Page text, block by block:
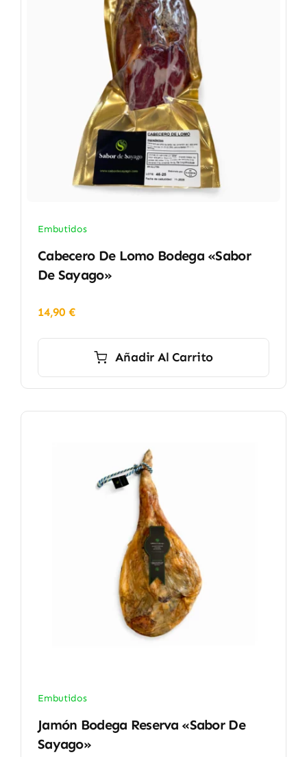
Embutidos
Cabecero De Lomo Bodega «Sabor
De Sayago»
14,90 €
Añadir Al Carrito
Embutidos
Jamón Bodega Reserva «Sabor De
Sayago»